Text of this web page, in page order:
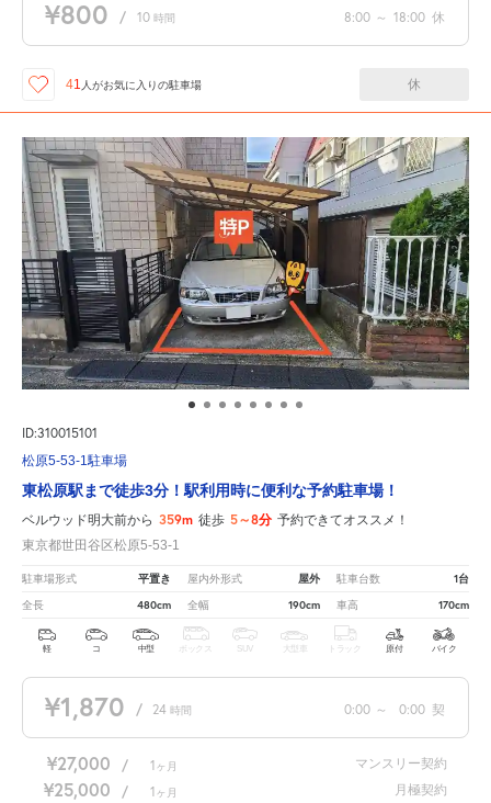
¥800 / 10 時間 8:00 ～ 18:00 休
41 人がお気に入りの駐車場 休
ID:310015101
松原5-53-1駐車場
東松原駅まで徒歩3分！駅利用時に便利な予約駐車場！
ベルウッド明大前から 359m 徒歩 5～8分 予約できてオススメ！
東京都世田谷区松原5-53-1
駐車場形式 平置き 屋内外形式 屋外 駐車台数 1台
全長 480cm 全幅 190cm 車高 170cm
軽 コ 中型 ボックス SUV 大型車 トラック 原付 バイク
¥1,870 / 24 時間 0:00 ～ 0:00 契
¥27,000 / 1 ヶ月 マンスリー契約
¥25,000 / 1 ヶ月 月極契約